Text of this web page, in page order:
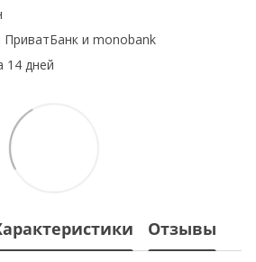
и monobank
14 дней
Отзывы